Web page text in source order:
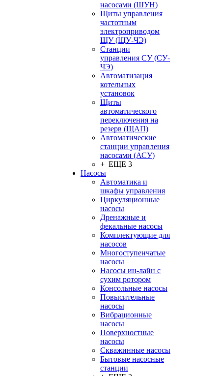
насосами (ШУН)
Щиты управления
частотным
электроприводом
ЩУ (ЩУ-ЧЭ)
Станции
управления СУ (СУ-
ЧЭ)
Автоматизация
котельных
установок
Щиты
автоматического
переключения на
резерв (ЩАП)
Автоматические
станции управления
насосами (АСУ)
+ ЕЩЕ 3
Насосы
Автоматика и
шкафы управления
Циркуляционные
насосы
Дренажные и
фекальные насосы
Комплектующие для
насосов
Многоступенчатые
насосы
Насосы ин-лайн с
сухим ротором
Консольные насосы
Повысительные
насосы
Вибрационные
насосы
Поверхностные
насосы
Скважинные насосы
Бытовые насосные
станции